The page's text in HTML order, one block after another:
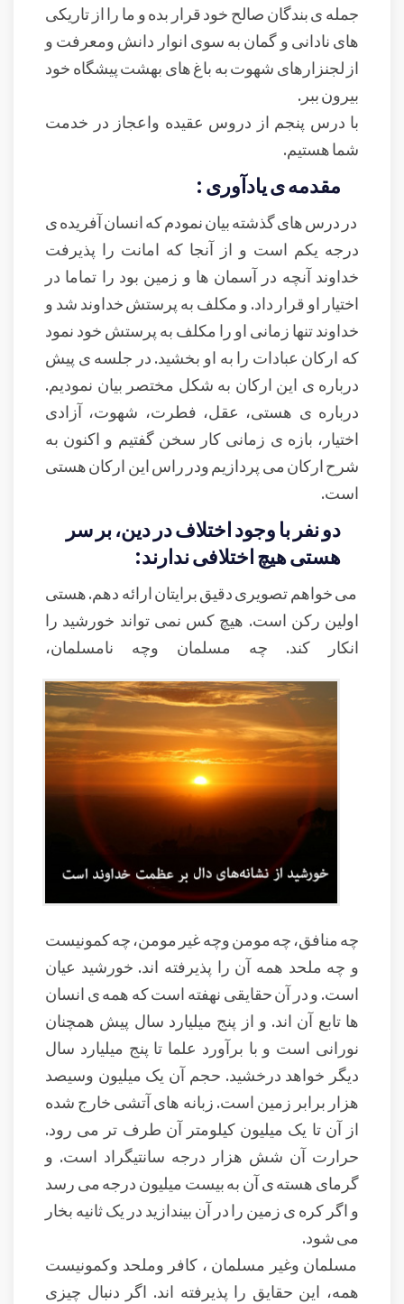
جمله ی بندگان صالح خود قرار بده و ما را از تاریکی
های نادانی و گمان به سوی انوار دانش ومعرفت و
از لجنزارهای شهوت به باغ های بهشت پیشگاه خود
بیرون ببر.
با درس پنجم از دروس عقیده واعجاز در خدمت
شما هستیم.
مقدمه ی يادآوری :
در درس های گذشته بیان نمودم که انسان آفریده ی
درجه یکم است و از آنجا که امانت را پذیرفت
خداوند آنچه در آسمان ها و زمین بود را تماما در
اختیار او قرار داد. و مکلف به پرستش خداوند شد و
خداوند تنها زمانی او را مکلف به پرستش خود نمود
که ارکان عبادات را به او بخشید. در جلسه ی پیش
درباره ی این ارکان به شکل مختصر بیان نمودیم.
درباره ی هستی، عقل، فطرت، شهوت، آزادی
اختیار، بازه ی زمانی کار سخن گفتیم و اکنون به
شرح ارکان می پردازیم ودر راس این ارکان هستی
است.
دو نفر با وجود اختلاف در دین، بر سر
هستی هیچ اختلافی ندارند:
می خواهم تصویری دقیق برایتان ارائه دهم. هستی
اولین رکن است. هیچ کس نمی تواند خورشید را
انکار کند. چه مسلمان وچه نامسلمان،
چه منافق، چه مومن وچه غیر مومن، چه کمونیست
و چه ملحد همه آن را پذیرفته اند. خورشید عیان
است. و در آن حقایقی نهفته است که همه ی انسان
ها تابع آن اند. و از پنج میلیارد سال پیش همچنان
نورانی است و با برآورد علما تا پنج میلیارد سال
دیگر خواهد درخشید. حجم آن یک میلیون وسیصد
هزار برابر زمین است. زبانه های آتشی خارج شده
از آن تا یک میلیون کیلومتر آن طرف تر می رود.
حرارت آن شش هزار درجه سانتیگراد است. و
گرمای هسته ی آن به بیست میلیون درجه می رسد
و اگر کره ی زمین را در آن بیندازید در یک ثانیه بخار
می شود.
مسلمان وغیر مسلمان ، کافر وملحد وکمونیست
همه، این حقایق را پذیرفته اند. اگر دنبال چیزی